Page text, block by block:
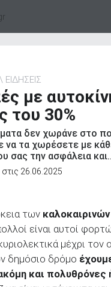
τα πάντα
αυτοκίνητο!
ΕΙΔΗΣΕΙΣ
με
του 30%
δεν χωράνε στο
να τα χωρέσετε με
σας την ασφάλεια
στις 26.06.2025
των καλοκαιρινών
είναι αυτοί
μέχρι τον
δημόσιο δρόμο
και πολυθρόνες